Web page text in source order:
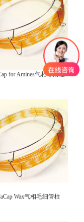
for Amines气相专用柱
Wax气相毛细管柱